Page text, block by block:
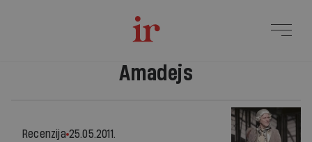
Amadejs
Recenzija 25.05.2011.